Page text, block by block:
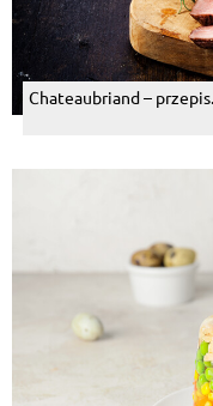
Chateaubriand –